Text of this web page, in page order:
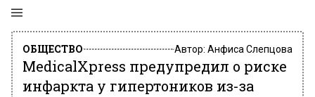
ОБЩЕСТВО Автор: Анфиса Слепцова
MedicalXpress предупредил о риске
инфаркта у гипертоников из-за